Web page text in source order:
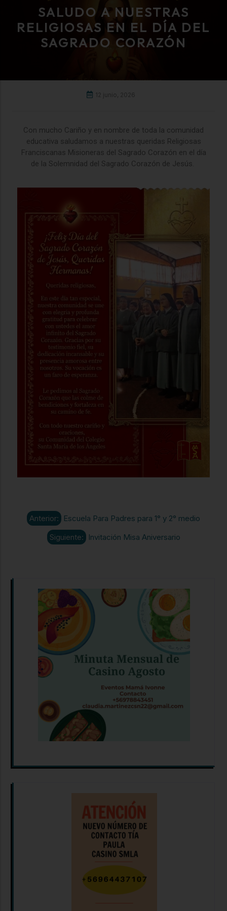
SALUDO A NUESTRAS
RELIGIOSAS EN EL DÍA DEL
SAGRADO CORAZÓN
12 junio, 2026
Con mucho Cariño y en nombre de toda la comunidad
educativa saludamos a nuestras queridas Religiosas
Franciscanas Misioneras del Sagrado Corazón en el día
de la Solemnidad del Sagrado Corazón de Jesús.
Anterior:
Escuela Para Padres para 1° y 2° medio
Siguiente:
Invitación Misa Aniversario